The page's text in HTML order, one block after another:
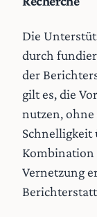
Die
durch
der
gilt es, die
nutzen, ohne
Schnelligkeit
Kombination
Vernetzung